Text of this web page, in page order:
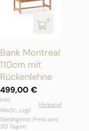
Bank Montreal
110cm mit
Rückenlehne
499,00 €
inkl.
MwSt., zzgl.
Versand
Niedrigster Preis seit
30 Tagen